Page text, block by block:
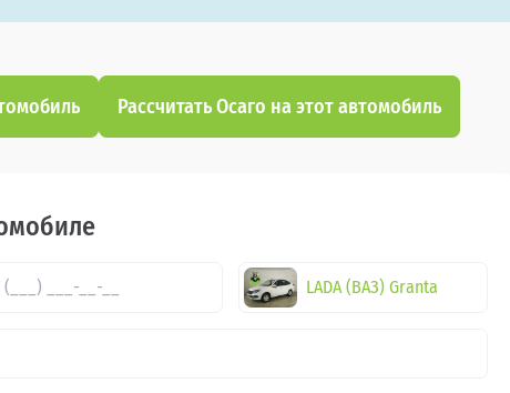
Рассчитать Осаго на этот автомобиль
LADA (ВАЗ) Granta